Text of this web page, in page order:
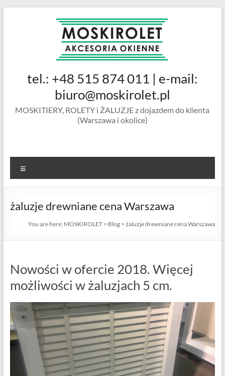
MOSKIROLET
siatki na
okienne |
ramkowe i
drzwiowe
tel.: +48 515 874 011 | e-mail:
biuro@moskirolet.pl
MOSKITIERY, ROLETY i ŻALUZJE z dojazdem do klienta
(Warszawa i okolice)
żaluzje drewniane cena Warszawa
You are here: MOSKIROLET > Blog >żaluzje drewniane cena Warszawa
Nowości w ofercie 2018. Więcej
możliwości w żaluzjach 5 cm.